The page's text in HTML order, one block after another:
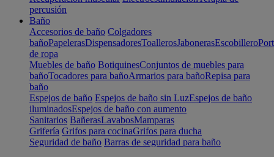
percusión
Baño
Accesorios de baño Colgadores
bañoPapelerasDispensadoresToallerosJabonerasEscobillero
de ropa
Muebles de baño BotiquinesConjuntos de muebles para
bañoTocadores para bañoArmarios para bañoRepisa para
baño
Espejos de baño Espejos de baño sin LuzEspejos de baño
iluminadosEspejos de baño con aumento
Sanitarios BañerasLavabosMamparas
Grifería Grifos para cocinaGrifos para ducha
Seguridad de baño Barras de seguridad para baño